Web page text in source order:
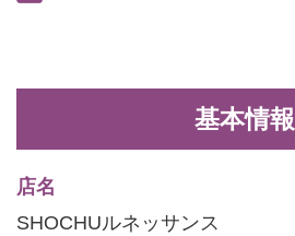
基本情報
店名
SHOCHUルネッサンス